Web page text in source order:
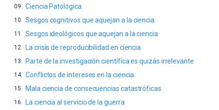
Ciencia Patológica
Sesgos cognitivos que aquejan a la ciencia
Sesgos ideológicos que aquejan a la ciencia
La crisis de reproducibilidad en ciencia
Parte de la investigación científica es quizás irrelevante
Conflictos de intereses en la ciencia
Mala ciencia de consecuencias catastróficas
La ciencia al servicio de la guerra